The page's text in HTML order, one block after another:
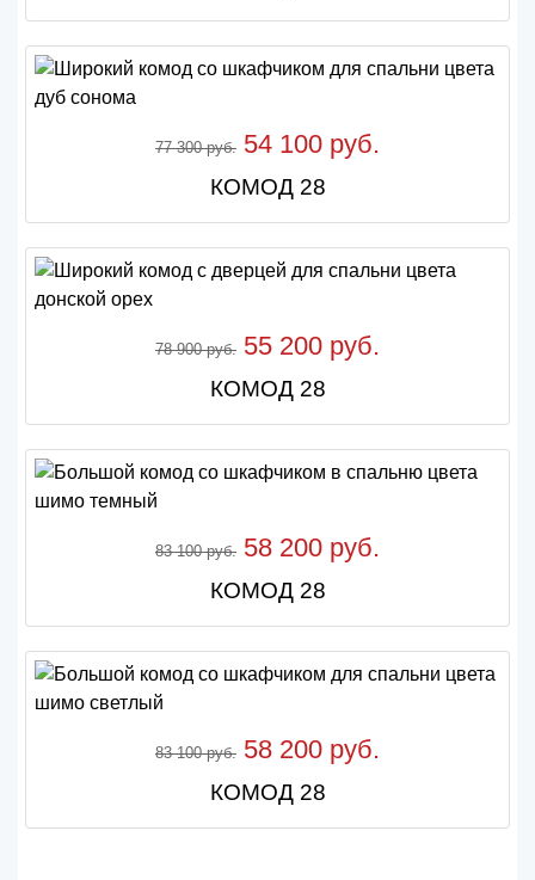
77 300 руб. 54 100 руб.
КОМОД 28
78 900 руб. 55 200 руб.
КОМОД 28
83 100 руб. 58 200 руб.
КОМОД 28
83 100 руб. 58 200 руб.
КОМОД 28